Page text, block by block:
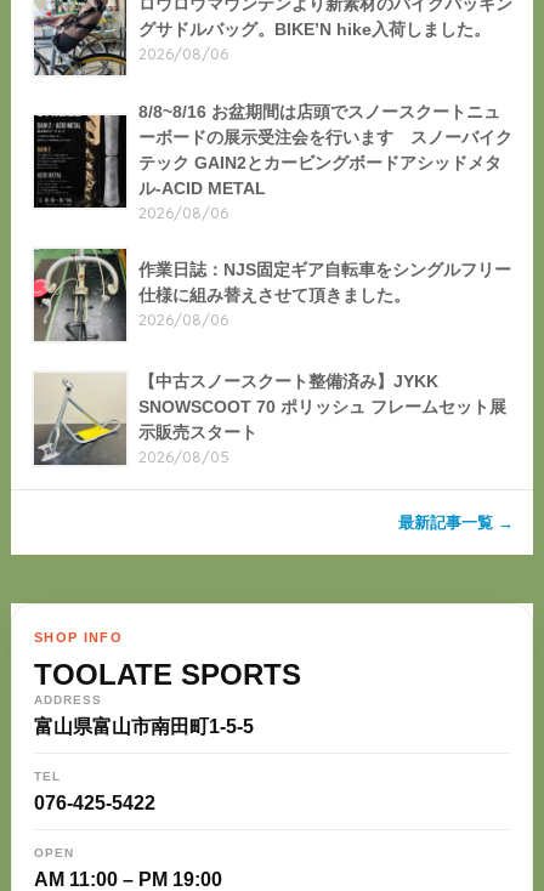
ロウロウマウンテンより新素材のバイクパッキン
グサドルバッグ。BIKE’N hike入荷しました。
2026/08/06
8/8~8/16 お盆期間は店頭でスノースクートニュ
ーボードの展示受注会を行います スノーバイク
テック GAIN2とカービングボードアシッドメタ
ル-ACID METAL
2026/08/06
作業日誌：NJS固定ギア自転車をシングルフリー
仕様に組み替えさせて頂きました。
2026/08/06
【中古スノースクート整備済み】JYKK
SNOWSCOOT 70 ポリッシュ フレームセット展
示販売スタート
2026/08/05
最新記事一覧 →
SHOP INFO
TOOLATE SPORTS
ADDRESS
富山県富山市南田町1-5-5
TEL
076-425-5422
OPEN
AM 11:00 – PM 19:00